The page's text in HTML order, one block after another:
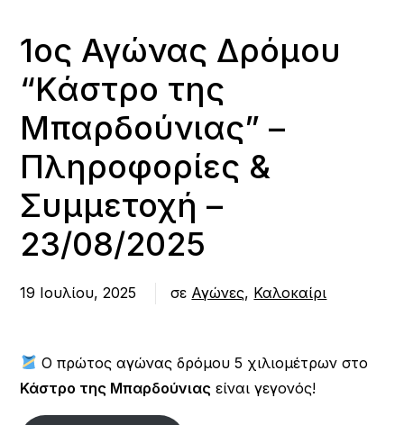
1ος Αγώνας Δρόμου
“Κάστρο της
Μπαρδούνιας” –
Πληροφορίες &
Συμμετοχή –
23/08/2025
19 Ιουλίου, 2025 σε Αγώνες, Καλοκαίρι
Ο πρώτος αγώνας δρόμου 5 χιλιομέτρων στο
Κάστρο της Μπαρδούνιας είναι γεγονός!